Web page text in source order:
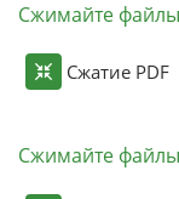
Сжимайте
Сжатие PDF
Сжимайте